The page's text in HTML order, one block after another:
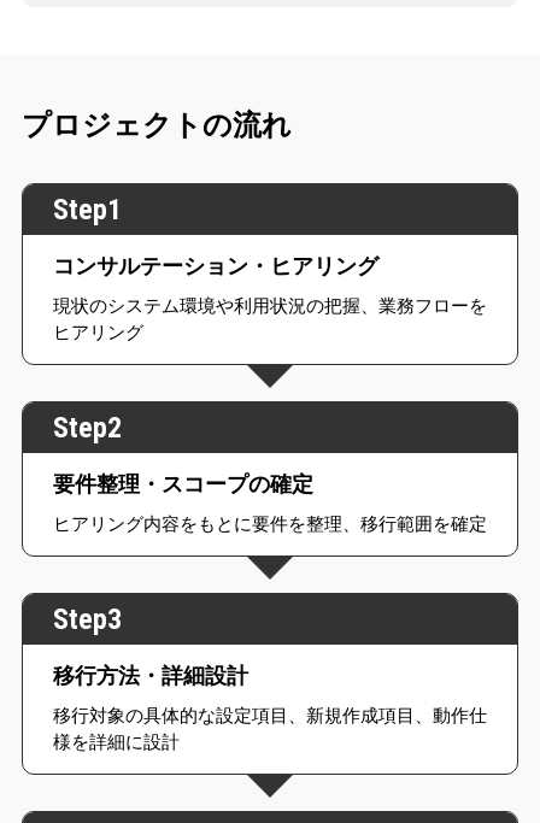
プロジェクトの流れ
Step1
コンサルテーション・ヒアリング
現状のシステム環境や利用状況の把握、業務フローを
ヒアリング
Step2
要件整理・スコープの確定
ヒアリング内容をもとに要件を整理、移行範囲を確定
Step3
移行方法・詳細設計
移行対象の具体的な設定項目、新規作成項目、動作仕
様を詳細に設計